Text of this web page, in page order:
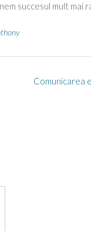
succesul mult mai
Comunicarea